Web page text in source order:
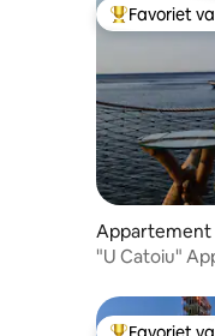
Topfavoriet
Favoriet
Appartement
"U Catoiu"